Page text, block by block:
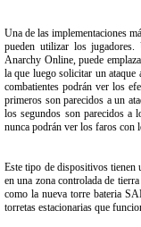
Una de las implementaciones
pueden utilizar los
Anarchy Online, puede
la que luego solicitar un ataque
combatientes podrán ver los
primeros son parecidos a un
los segundos son parecidos a
nunca podrán ver los faros con
Este tipo de dispositivos tienen
en una zona controlada de
como la nueva torre bateria
torretas estacionarias que